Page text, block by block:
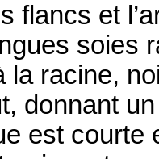
flancs et
soies
la racine,
donnant
est courte